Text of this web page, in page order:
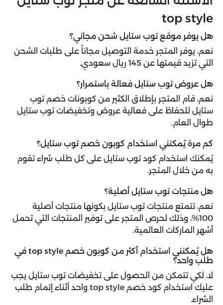
top style
هل يوفر موقع توب ستايل شحن مجاني؟
نعم، يوفر المتجر خدمة التوصيل مجاناً على طلبات الشحن
التي تزيد قيمتها عن 145 ريال سعودي.
هل عروض توب ستايل فعالة باستمرار؟
نعم، قام المتجر بإطلاق الكثير من كوبونات خصم توب
ستايل للحفاظ على فعالية عروض وتخفيضات توب ستايل
طوال العام.
كم مرة يُمكنني استخدام كوبون خصم توب ستايل؟
يُمكنك استخدام كود توب ستايل على كل طلب شراء تقوم
به من خلال المتجر.
هل منتجات توب ستايل أصلية؟
نعم، تتمتع منتجات توب ستايل بكونها منتجات أصلية
100%، وذلك لحرص المتجر على توفير المنتجات التي تحمل
أشهر الماركات العالمية.
هل يُمكنني استخدام أكثر من كوبون خصم top style في
طلب واحد؟
لا، لكي تتمكن من الحصول على تخفيضات توب ستايل يجب
عليك استخدام كود خصم top style واحد أثناء إتمام طلب
الشراء.